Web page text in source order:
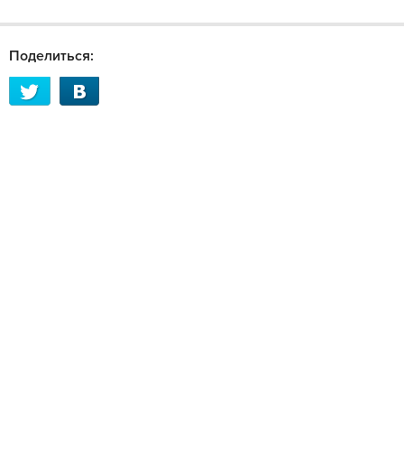
Поделиться: